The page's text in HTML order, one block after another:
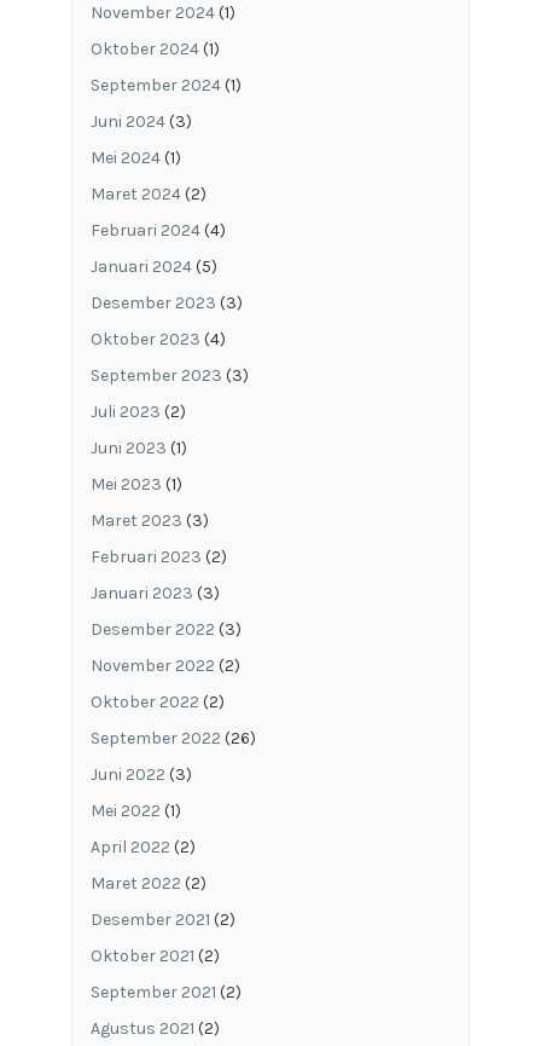
November 2024(1)
Oktober 2024(1)
September 2024(1)
Juni 2024(3)
Mei 2024(1)
Maret 2024(2)
Februari 2024(4)
Januari 2024(5)
Desember 2023 (3)
Oktober 2023 (4)
September 2023 (3)
Juli 2023 (2)
Juni 2023 (1)
Mei 2023 (1)
Maret 2023 (3)
Februari 2023 (2)
Januari 2023 (3)
Desember 2022 (3)
November 2022 (2)
Oktober 2022 (2)
September 2022 (26)
Juni 2022 (3)
Mei 2022 (1)
April 2022 (2)
Maret 2022 (2)
Desember 2021 (2)
Oktober 2021 (2)
September 2021 (2)
Agustus 2021 (2)